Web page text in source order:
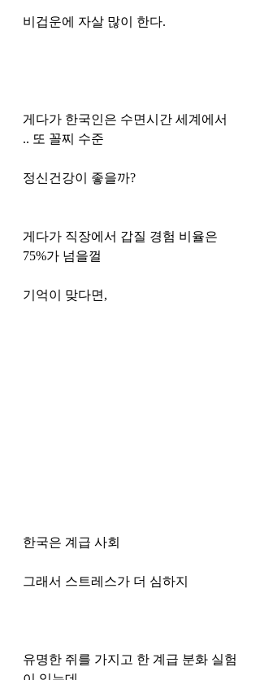
비겁운에 자살 많이 한다.
게다가 한국인은 수면시간 세계에서
.. 또 꼴찌 수준
정신건강이 좋을까?
게다가 직장에서 갑질 경험 비율은
75%가 넘을껄
기억이 맞다면,
한국은 계급 사회
그래서 스트레스가 더 심하지
유명한 쥐를 가지고 한 계급 분화 실험